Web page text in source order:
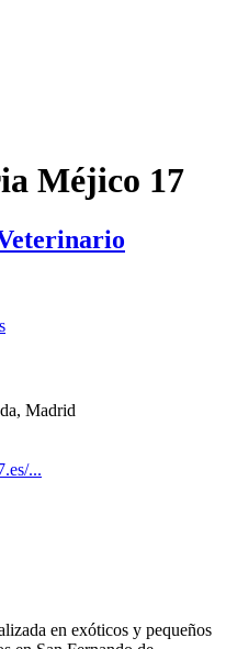
Méjico 17
Madrid
...
en exóticos y pequeños